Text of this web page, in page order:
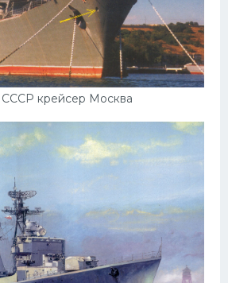
крейсер Москва